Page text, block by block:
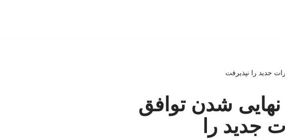
جدید را نپذیرفت
شدن توافق
جدید را